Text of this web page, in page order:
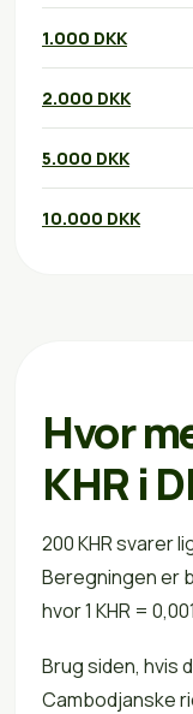
1.000 DKK
2.000 DKK
5.000 DKK
10.000 DKK
Hvor
KHR i
200 KHR svarer
Beregningen er
hvor 1 KHR =
Brug siden, hvis
Cambodjanske